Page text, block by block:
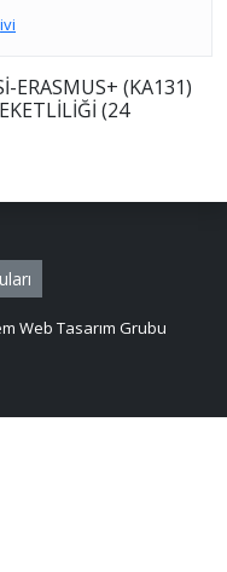
ERASMUS+ (KA131)
(24
Web Tasarım Grubu